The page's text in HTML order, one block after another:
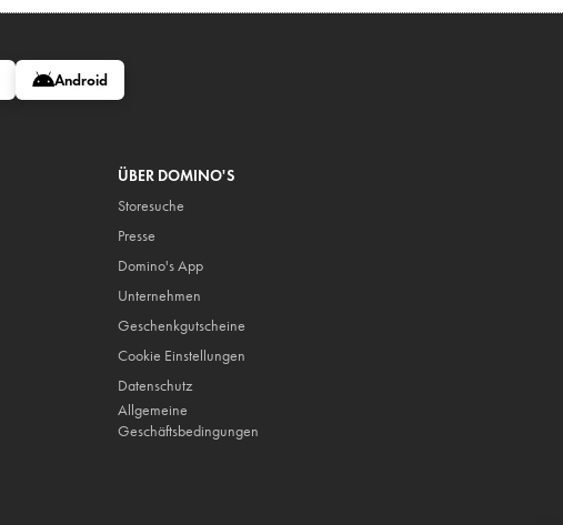
Android
ÜBER DOMINO'S
Storesuche
Presse
Domino's App
Unternehmen
Geschenkgutscheine
Cookie Einstellungen
Datenschutz
Allgemeine
Geschäftsbedingungen